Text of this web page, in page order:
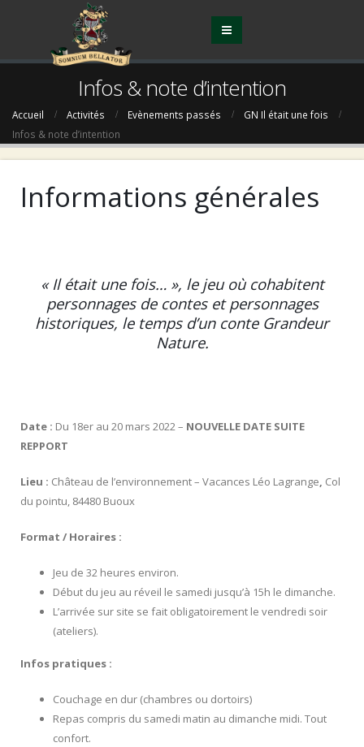
Infos & note d’intention
Accueil Activités Evènements passés
GN Il était une fois
Infos & note d’intention
Informations générales
« Il était une fois… », le jeu où cohabitent
personnages de contes et personnages
historiques, le temps d’un conte Grandeur
Nature.
Date : Du 18er au 20 mars 2022 – NOUVELLE DATE SUITE
REPPORT
Lieu : Château de l’environnement – Vacances Léo Lagrange, Col
du pointu, 84480 Buoux
Format / Horaires :
Jeu de 32 heures environ.
Début du jeu au réveil le samedi jusqu’à 15h le dimanche.
L’arrivée sur site se fait obligatoirement le vendredi soir
(ateliers).
Infos pratiques :
Couchage en dur (chambres ou dortoirs)
Repas compris du samedi matin au dimanche midi. Tout
confort.